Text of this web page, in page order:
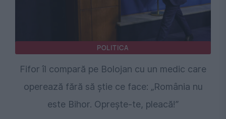
POLITICA
Fifor îl compară pe Bolojan cu un medic care
operează fără să știe ce face: „România nu
este Bihor. Oprește-te, pleacă!”